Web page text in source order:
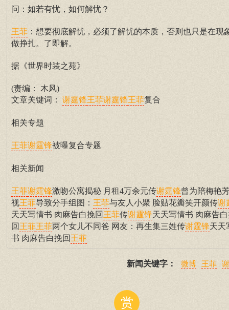
问：如若有忧，如何解忧？
王菲 ：想要彻底解忧，必须了解忧的本质，否则也只是在现
做挣扎。了即解。
据《世界时装之苑》
(责编： 木风)
文章关键词： 谢霆锋王菲谢霆锋王菲复合
相关专题
王菲谢霆锋被曝复合专题
相关新闻
王菲谢霆锋激吻公寓揭秘 月租4万余元传谢霆锋曾为陪梅艳
视王菲导致分手组图： 王菲与友人小聚 脸贴花瓣笑开颜传谢
天天写情书 肉麻告白挽回王菲传谢霆锋天天写情书 肉麻告
回王菲王菲两个女儿不同爸 网友：再生集三姓传谢霆锋天天
书 肉麻告白挽回王菲
新闻关键字： 微博 王菲
赏